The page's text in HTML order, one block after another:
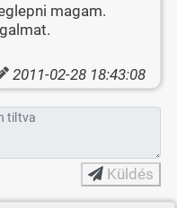
magam.
2011-02-28 18:43:08
tiltva
Küldés